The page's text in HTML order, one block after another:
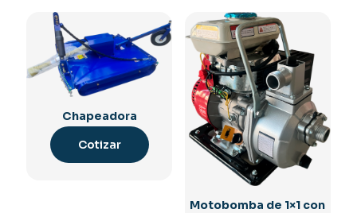
Chapeadora
Cotizar
Motobomba de 1×1 con